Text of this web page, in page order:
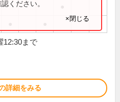
ください。
×閉じる
12:30まで
詳細をみる